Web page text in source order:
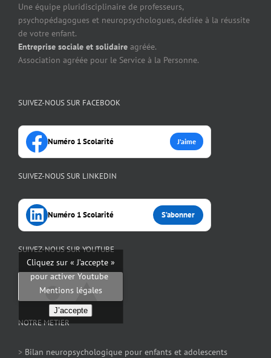
Une équipe pluridisciplinaire de professeurs,
psychopédagogues et neuropsychologues, dédiée à la réussite
de votre enfant.
Entreprise sociale et solidaire agréée.
Association agréée pour le Service à la Personne.
SUIVEZ-NOUS SUR FACEBOOK
Numéro 1 Scolarité J’aime
SUIVEZ-NOUS SUR LINKEDIN
Numéro 1 Scolarité S’abonner
SUIVEZ-NOUS SUR YOUTUBE
Cliquez sur « J’accepte »
pour activer Youtube
Mentions légales
J’accepte
NOTRE METIER
> Bilan neuropsychologique pour enfants et adolescents